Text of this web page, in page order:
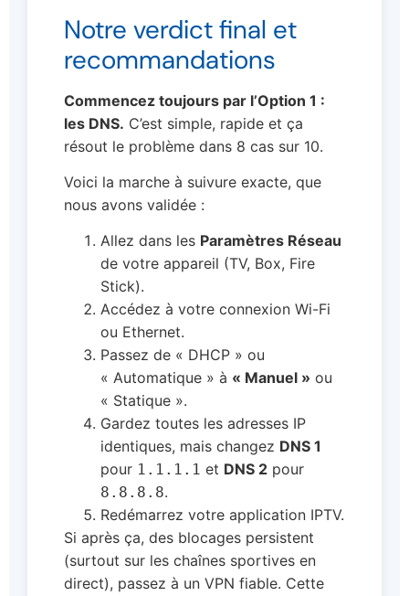
Notre verdict final et
recommandations
Commencez toujours par l’Option 1 :
les DNS. C’est simple, rapide et ça
résout le problème dans 8 cas sur 10.
Voici la marche à suivure exacte, que
nous avons validée :
Allez dans les Paramètres Réseau
de votre appareil (TV, Box, Fire
Stick).
Accédez à votre connexion Wi-Fi
ou Ethernet.
Passez de « DHCP » ou
« Automatique » à « Manuel » ou
« Statique ».
Gardez toutes les adresses IP
identiques, mais changez DNS 1
pour 1.1.1.1 et DNS 2 pour
8.8.8.8.
Redémarrez votre application IPTV.
Si après ça, des blocages persistent
(surtout sur les chaînes sportives en
direct), passez à un VPN fiable. Cette